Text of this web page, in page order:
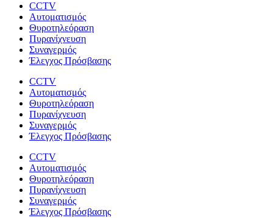
CCTV
Αυτοματισμός
Θυροτηλεόραση
Πυρανίχνευση
Συναγερμός
Έλεγχος Πρόσβασης
CCTV
Αυτοματισμός
Θυροτηλεόραση
Πυρανίχνευση
Συναγερμός
Έλεγχος Πρόσβασης
CCTV
Αυτοματισμός
Θυροτηλεόραση
Πυρανίχνευση
Συναγερμός
Έλεγχος Πρόσβασης